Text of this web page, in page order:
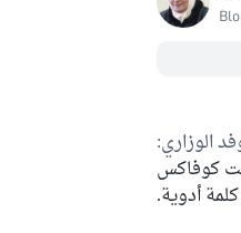
الوزاري:
كوفاكس
أدوية.